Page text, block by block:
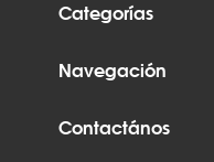
Categorías
Navegación
Contactános